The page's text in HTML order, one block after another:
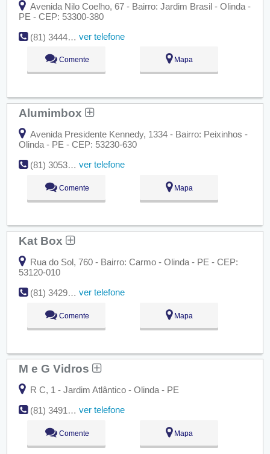
Avenida Nilo Coelho, 67 - Bairro: Jardim Brasil - Olinda -
PE - CEP: 53300-380
(81) 3444-2285
ver telefone
Comente Mapa
Alumimbox
Avenida Presidente Kennedy, 1334 - Bairro: Peixinhos -
Olinda - PE - CEP: 53230-630
(81) 3053-3742
ver telefone
Comente Mapa
Kat Box
Rua do Sol, 760 - Bairro: Carmo - Olinda - PE - CEP:
53120-010
(81) 3429-0864
ver telefone
Comente Mapa
M e G Vidros
R C, 1 - Jardim Atlântico - Olinda - PE
(81) 3491-7104
ver telefone
Comente Mapa